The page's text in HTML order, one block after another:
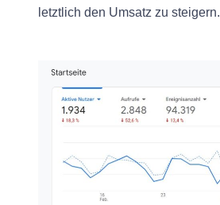
letztlich den Umsatz zu steigern.